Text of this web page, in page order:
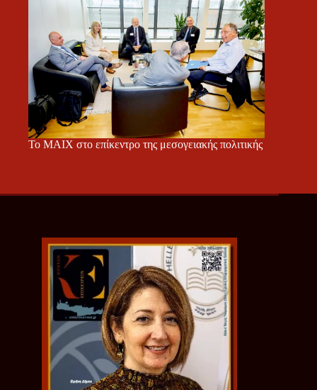
Το ΜΑΙΧ στο επίκεντρο της μεσογειακής πολιτικής